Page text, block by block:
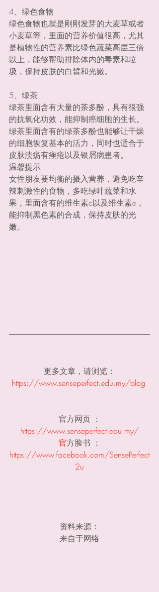
4、绿色食物
绿色食物也就是刚刚发芽的大麦草或者
小麦草等，里面的营养价值很高，尤其
是植物性的营养素比绿色蔬菜高层三倍
以上，能够帮助排除体内的毒素和垃
圾，保持皮肤的白皙和光嫩。
5、绿茶
绿茶里面含有大量的茶多酚，具有很强
的抗氧化功效，能抑制癌细胞的生长。
绿茶里面含有的绿茶多酚也能够让干燥
的细胞恢复基本的活力，同时也适合于
皮肤溃疡有痤疮以及银屑病患者。
温馨提示
女性朋友要均衡的摄入营养，避免吃辛
辣刺激性的食物，多吃绿叶蔬菜和水
果，里面含有的维生素c以及维生素e，
能抑制黑色素的合成，保持皮肤的光
嫩。
更多文章，请浏览：
https://www.senseperfect.edu.my/blog
官方网页 ：
https://www.senseperfect.edu.my/
官方脸书 ：
https://www.facebook.com/SensePerfect
2u
资料来源：
来自于网络